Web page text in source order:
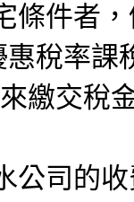
條件者
惠稅率
繳交稅
公司的